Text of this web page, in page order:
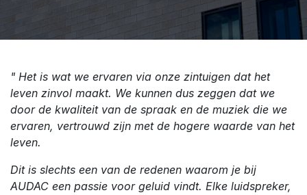
" Het is wat we ervaren via onze zintuigen dat het
leven zinvol maakt. We kunnen dus zeggen dat we
door de kwaliteit van de spraak en de muziek die we
ervaren, vertrouwd zijn met de hogere waarde van het
leven.
Dit is slechts een van de redenen waarom je bij
AUDAC een passie voor geluid vindt. Elke luidspreker,